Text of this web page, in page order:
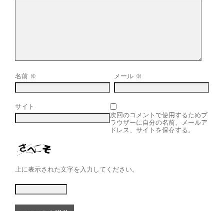
名前 ※ メール ※
サイト
次回のコメントで使用するためブ
ラウザーに自分の名前、メールア
ドレス、サイトを保存する。
上に表示された文字を入力してください。